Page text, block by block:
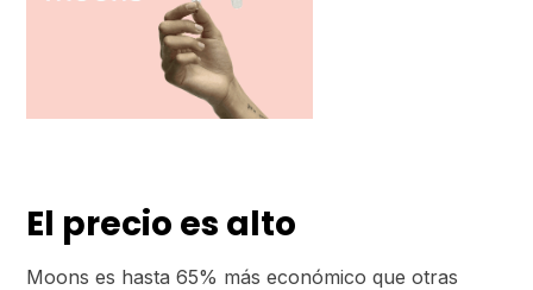
El precio es alto
Moons es hasta 65% más económico que otras